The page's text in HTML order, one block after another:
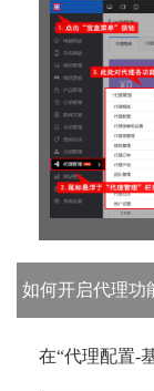
如何开启代理功
在“代理配置-